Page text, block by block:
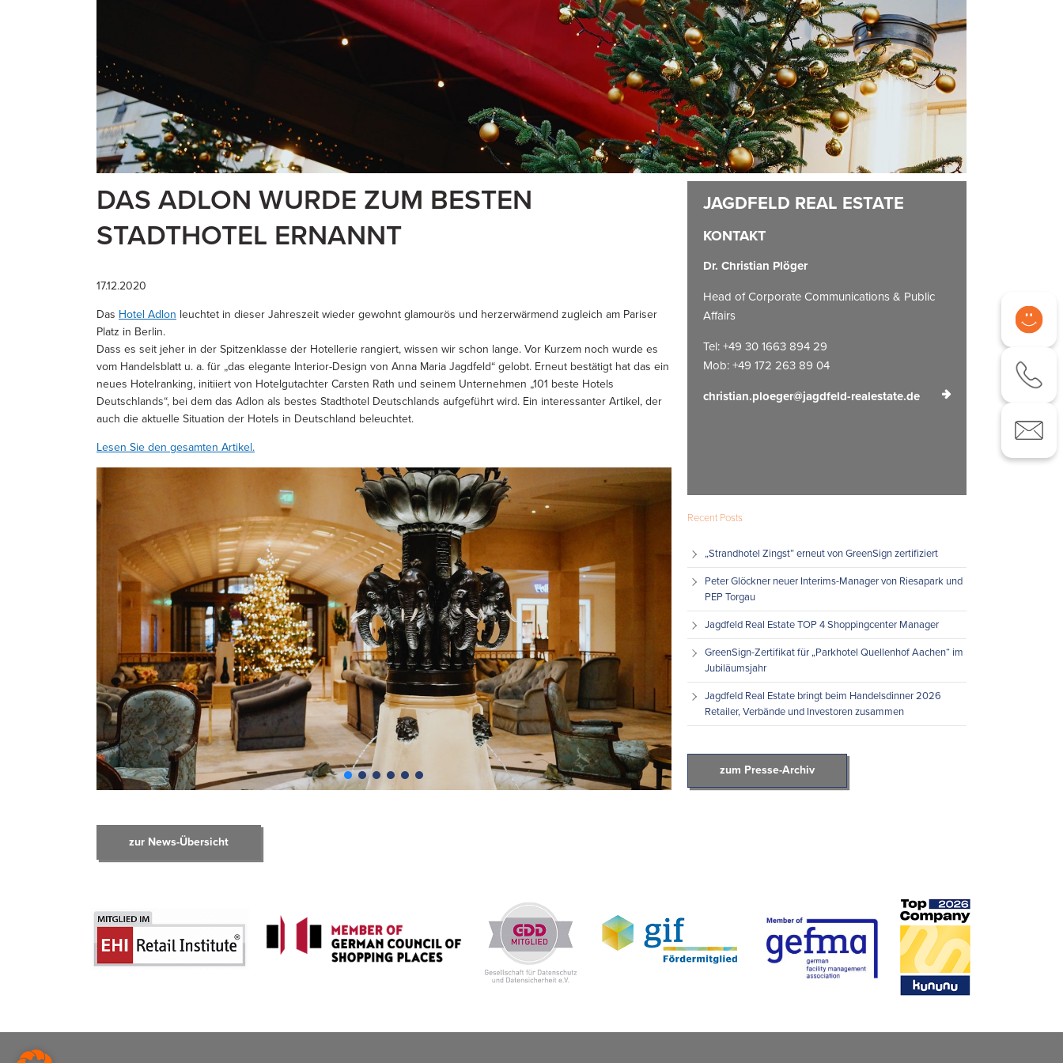
DAS ADLON WURDE ZUM BESTEN
STADTHOTEL ERNANNT
17.12.2020
Das Hotel Adlon leuchtet in dieser Jahreszeit wieder gewohnt glamourös und herzerwärmend zugleich am Pariser
Platz in Berlin.
Dass es seit jeher in der Spitzenklasse der Hotellerie rangiert, wissen wir schon lange. Vor Kurzem noch wurde es
vom Handelsblatt u. a. für „das elegante Interior-Design von Anna Maria Jagdfeld“ gelobt. Erneut bestätigt hat das ein
neues Hotelranking, initiiert von Hotelgutachter Carsten Rath und seinem Unternehmen „101 beste Hotels
Deutschlands“, bei dem das Adlon als bestes Stadthotel Deutschlands aufgeführt wird. Ein interessanter Artikel, der
auch die aktuelle Situation der Hotels in Deutschland beleuchtet.
Lesen Sie den gesamten Artikel.
zur News-Übersicht
KONTAKT
Dr. Christian Plöger
Head of Corporate Communications & Public
Affairs
Tel: +49 30 1663 894 29
Mob: +49 172 263 89 04
christian.ploeger@jagdfeld-realestate.de
Recent Posts
„Strandhotel Zingst” erneut von GreenSign zertifiziert
Peter Glöckner neuer Interims-Manager von Riesapark und
PEP Torgau
Jagdfeld Real Estate TOP 4 Shoppingcenter Manager
GreenSign-Zertifikat für „Parkhotel Quellenhof Aachen“ im
Jubiläumsjahr
Jagdfeld Real Estate bringt beim Handelsdinner 2026
Retailer, Verbände und Investoren zusammen
zum Presse-Archiv